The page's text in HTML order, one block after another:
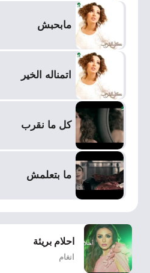
مابحبش
اتمناله الخير
كل ما نقرب
ما بتعلمش
احلام بريئة
انغام